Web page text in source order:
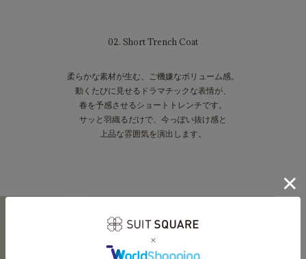
02. Short Trench Coat
柔らかな素材が生む、ご機嫌なボリューム感。
動くたびに見せるドラマチックな表情が、
春を予感させるショートトレンチです。
サッと羽織るだけで、今っぽい抜け感と
上品な雰囲気を演出します。